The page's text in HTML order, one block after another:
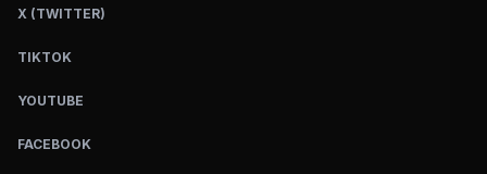
X (TWITTER)
TIKTOK
YOUTUBE
FACEBOOK